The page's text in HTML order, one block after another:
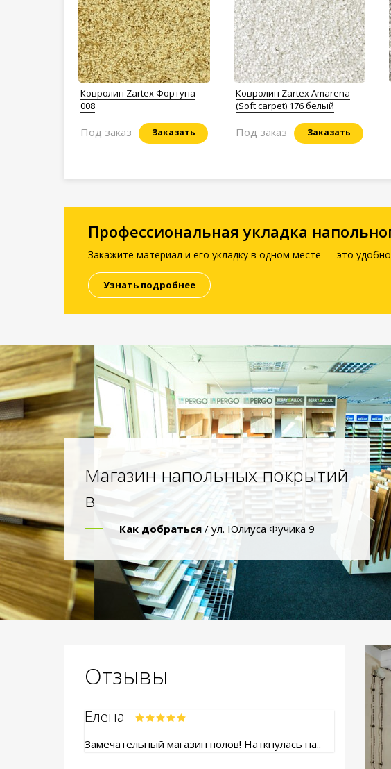
Ковролин Zartex Фортуна
008
Заказать
Под заказ
Ковролин Zartex Amarena
(Soft carpet) 176 белый
Заказать
Под заказ
Профессиональная укладка
Закажите материал и его укладку в одном месте — это
Узнать подробнее
Магазин напольных покрытий
в
Как добраться / ул. Юлиуса Фучика 9
Отзывы
Елена
Замечательный магазин полов! Наткнулась на..